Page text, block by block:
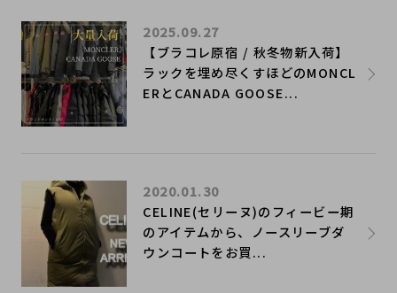
【ブラコレ原宿 / 秋冬物新入荷】
ラックを埋め尽くすほどのMONCL
ERとCANADA GOOSE...
2025.09.27
CELINE(セリーヌ)のフィービー期
のアイテムから、ノースリーブダ
ウンコートをお買...
2020.01.30